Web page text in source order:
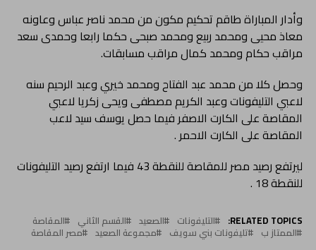
وأدار المباراة طاقم تحكيم مكون من محمد ناصر عباس وعاونه
معاذ محيى ومحمد ربيع ومحمد صبحى حكما رابعا وحمدى سعد
مراقب حكام ومحمد كمال مراقب مسابقات.
وحصل كلا من محمد عبد الفتاح ومحمد خيري وعبد الرحيم سنه
لاعبي التليفونات وعبد الكريم مصطفى ويحى زكريا لاعبي
المقاصة على الكارت الاصفر فيما حصل يوسف سيد لاعب
المقاصة على الكارت الاحمر .
ليرتفع رصيد مصر للمقاصة للنقطة 43 فيما ارتفع رصيد التليفونات
للنقطة 18 .
RELATED TOPICS: التليفونات الصعيد القسم الثاني المقاصة
الممتاز ب تليفونات بني سويف مجموعة الصعيد مصر المقاصة